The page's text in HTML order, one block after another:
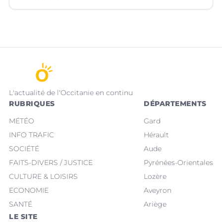
(Hérault).
L'actualité de l'Occitanie en continu
RUBRIQUES
MÉTÉO
INFO TRAFIC
SOCIÉTÉ
FAITS-DIVERS / JUSTICE
CULTURE & LOISIRS
ECONOMIE
SANTÉ
DÉPARTEMENTS
Gard
Hérault
Aude
Pyrénées-Orientales
Lozère
Aveyron
Ariège
LE SITE